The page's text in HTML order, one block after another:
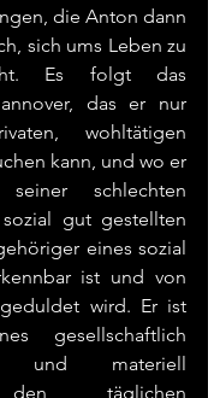
die Anton dann
sich ums Leben zu
Es folgt das
das er nur
wohltätigen
kann, und wo er
schlechten
gut gestellten
eines sozial
ist und von
wird. Er ist
gesellschaftlich
und materiell
den täglichen